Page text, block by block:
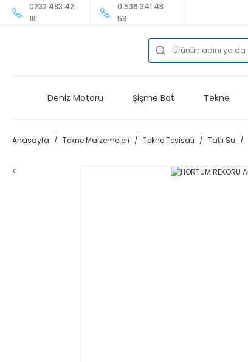
0232 483 42
18
0 536 341 48
53
Deniz Motoru Şişme Bot Tekne
Anasayfa Tekne Malzemeleri Tekne Tesisatı Tatlı Su
<